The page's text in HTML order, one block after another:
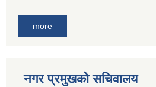
more
नगर प्रमुखको सचिवालय